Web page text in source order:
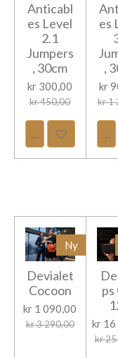
Anticabl
es Level
2.1
Jumpers
, 30cm
kr 300,00
kr 450,00
Legg til
es
,
kr
kr 1
Ny
Devialet
Cocoon
kr 1 090,00
kr 3 290,00
ps
kr
kr